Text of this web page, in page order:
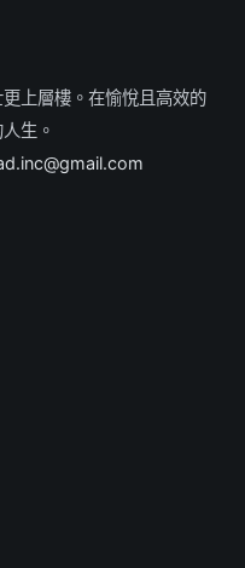
上層樓。在愉悅且高效的
生。